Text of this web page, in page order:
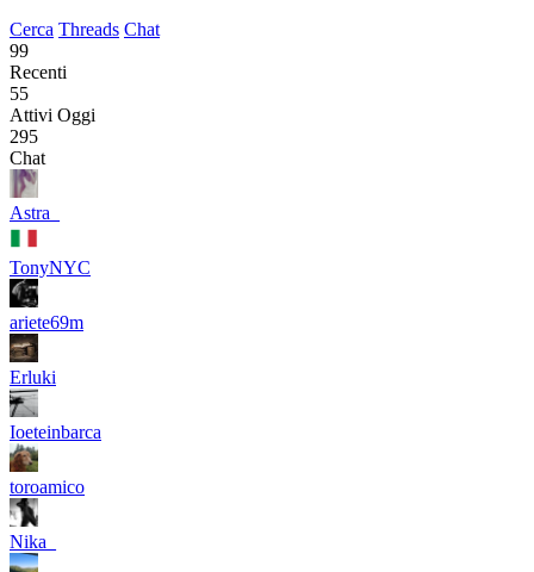
Cerca Threads Chat
99
Recenti
55
Attivi Oggi
295
Chat
Astra_
TonyNYC
ariete69m
Erluki
Ioeteinbarca
toroamico
Nika_